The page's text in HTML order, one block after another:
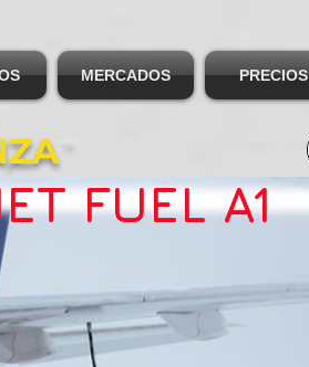
MERCADOS PRECIOS
FUEL A1